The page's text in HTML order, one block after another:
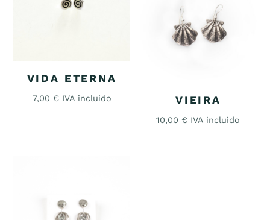
VIDA ETERNA
7,00 € IVA incluido VIEIRA
10,00 € IVA incluido